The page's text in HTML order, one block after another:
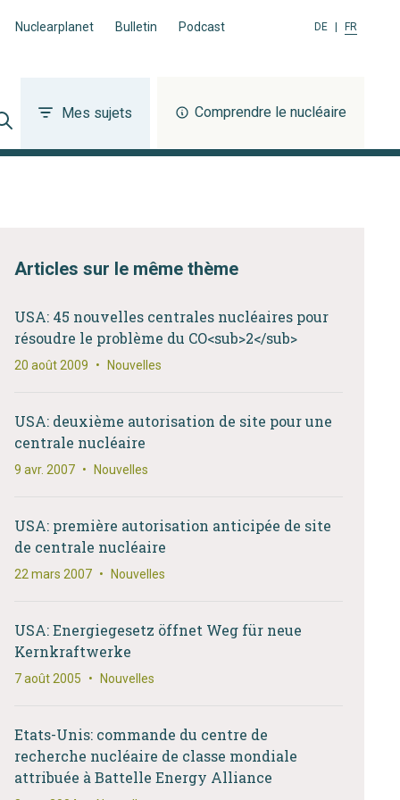
Nuclearplanet Bulletin Podcast DE FR
Mes sujets Comprendre le nucléaire
Articles sur le même thème
USA: 45 nouvelles centrales nucléaires pour
résoudre le problème du CO<sub>2</sub>
20 août 2009 • Nouvelles
USA: deuxième autorisation de site pour une
centrale nucléaire
9 avr. 2007 • Nouvelles
USA: première autorisation anticipée de site
de centrale nucléaire
22 mars 2007 • Nouvelles
USA: Energiegesetz öffnet Weg für neue
Kernkraftwerke
7 août 2005 • Nouvelles
Etats-Unis: commande du centre de
recherche nucléaire de classe mondiale
attribuée à Battelle Energy Alliance